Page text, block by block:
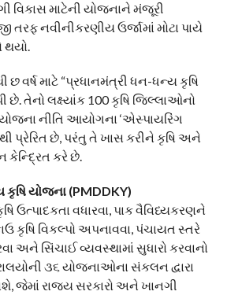
વિકાસ માટેની યોજનાને મંજૂરી
તરફ નવીનીકરણીય ઉર્જામાં મોટા પાયે
થયો.
છ વર્ષ માટે “પ્રધાનમંત્રી ધન-ધન્ય કૃષિ
તેનો લક્ષ્યાંક 100 કૃષિ જિલ્લાઓનો
નીતિ આયોગના ‘એસ્પાયરિંગ
પ્રેરિત છે, પરંતુ તે ખાસ કરીને કૃષિ અને
કેન્દ્રિત કરે છે.
કૃષિ યોજના (PMDDKY)
ઉત્પાદકતા વધારવા, પાક વૈવિધ્યકરણને
કૃષિ વિકલ્પો અપનાવવા, પંચાયત સ્તરે
અને સિંચાઈ વ્યવસ્થામાં સુધારો કરવાનો
૩૬ યોજનાઓના સંકલન દ્વારા
જેમાં રાજ્ય સરકારો અને ખાનગી